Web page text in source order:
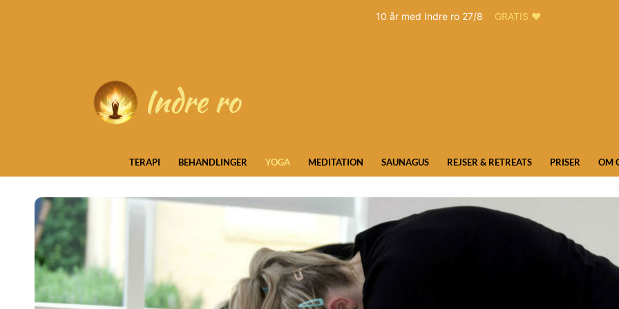
10 år med Indre ro 27/8 GRATIS ❤️
TERAPI BEHANDLINGER YOGA MEDITATION SAUNAGUS REJSER & RETREATS PRISER OM